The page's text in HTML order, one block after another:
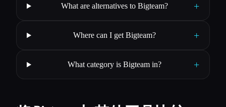
What are alternatives to Bigteam? +
Where can I get Bigteam? +
What category is Bigteam in? +